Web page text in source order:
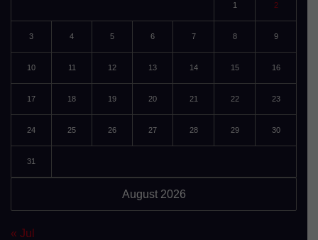
August 2026
1 2
3 4 5 6 7 8 9
10 11 12 13 14 15 16
17 18 19 20 21 22 23
24 25 26 27 28 29 30
31
« Jul